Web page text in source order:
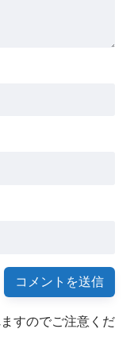
すのでご注意くだ